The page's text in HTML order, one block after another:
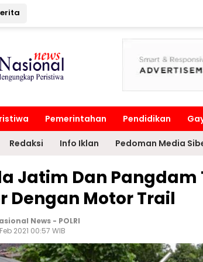
Pemerintahan Pendidikan
Redaksi Info Iklan Pedoman Media
Jatim Dan Pangdam
Dengan Motor Trail
News - POLRI
2021 00:57 WIB